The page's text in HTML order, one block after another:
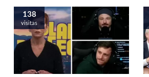
138
visitas